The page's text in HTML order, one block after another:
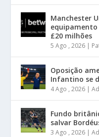
Manchester
£20 milhões
5 Ago , 2026 |
Oposição
Infantino se
4 Ago , 2026 |
Fundo
salvar
3 Ago , 2026 |